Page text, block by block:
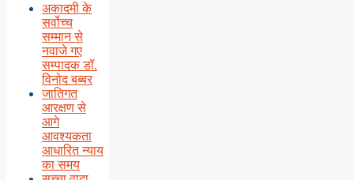
अकादमी के
सर्वोच्च
सम्मान से
नवाजे गए
सम्पादक डॉ.
विनोद बब्बर
जातिगत
आरक्षण से
आगे
आवश्यकता
आधारित न्याय
का समय